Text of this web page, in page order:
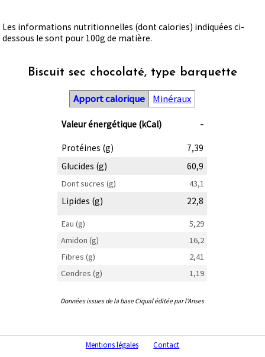
Les informations nutritionnelles (dont calories) indiquées ci-
dessous le sont pour 100g de matière.
Biscuit sec chocolaté, type barquette
Apport calorique Minéraux
Valeur énergétique (kCal) -
Protéines (g)
7,39
Glucides (g)
60,9
Dont sucres (g) 43,1
Lipides (g) 22,8
Eau (g)
5,29
Amidon (g)
16,2
Fibres (g)
2,41
Cendres (g)
1,19
Données issues de la base Ciqual éditée par l'Anses
Mentions légales Contact